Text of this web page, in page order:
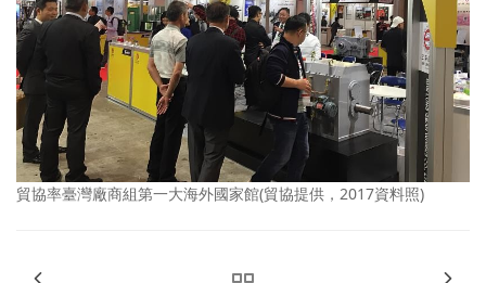
貿協率臺灣廠商組第一大海外國家館(貿協提供，2017資料照)